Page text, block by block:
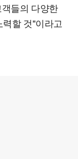
들의 다양한
할 것"이라고